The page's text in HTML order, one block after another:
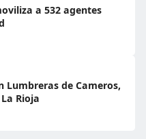
a 532 agentes
Lumbreras de Cameros,
Rioja